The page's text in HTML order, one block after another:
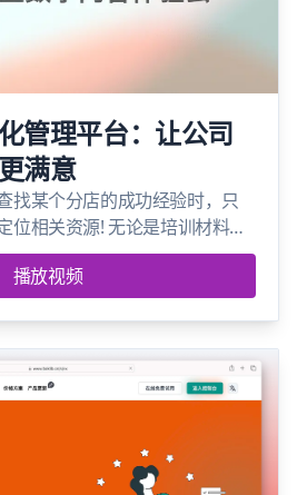
管理平台：让公司
满意
找某个分店的成功经验时，只
位相关资源! 无论是培训材料、
题的答案，Baklib都能提供。
播放视频